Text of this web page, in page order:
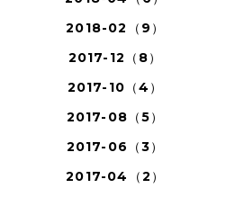
2018-02（9）
2017-12（8）
2017-10（4）
2017-08（5）
2017-06（3）
2017-04（2）